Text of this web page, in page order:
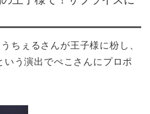
ちぇるさんが王子様に枌し、
う演出でぺこさんにプロポ